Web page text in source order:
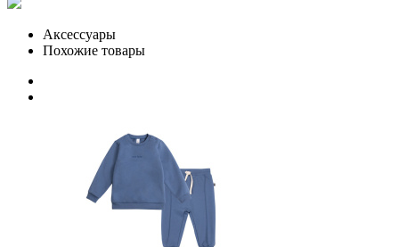
Аксессуары
Похожие товары